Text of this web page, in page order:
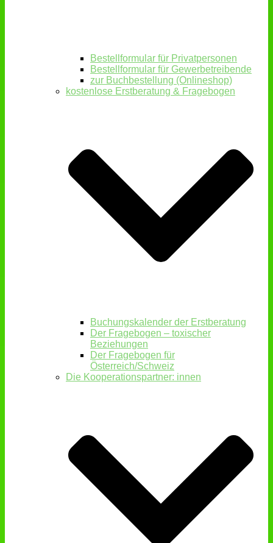
Bestellformular für Privatpersonen
Bestellformular für Gewerbetreibende
zur Buchbestellung (Onlineshop)
kostenlose Erstberatung & Fragebogen
Buchungskalender der Erstberatung
Der Fragebogen – toxischer
Beziehungen
Der Fragebogen für
Österreich/Schweiz
Die Kooperationspartner: innen